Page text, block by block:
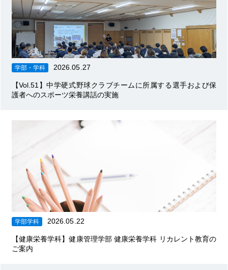
学部・学科 2026.05.27
【Vol.51】中学硬式野球クラブチームに所属する選手および保
護者へのスポーツ栄養講話の実施
学部学科 2026.05.22
【健康栄養学科】健康管理学部 健康栄養学科 リカレント教育の
ご案内